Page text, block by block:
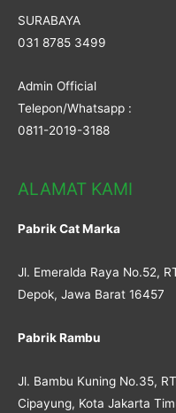
SURABAYA
031 8785 3499
Admin Official
Telepon/Whatsapp :
0811-2019-3188
ALAMAT KAMI
Pabrik Cat Marka
Jl. Emeralda Raya No.52,
Depok, Jawa Barat 16457
Pabrik Rambu
Jl. Bambu Kuning No.35,
Cipayung, Kota Jakarta